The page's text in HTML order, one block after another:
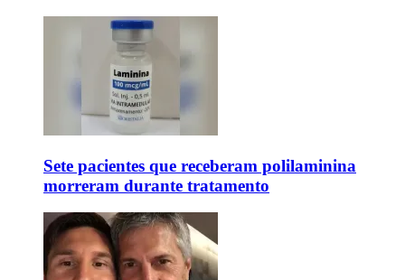
Sete pacientes que receberam polilaminina
morreram durante tratamento